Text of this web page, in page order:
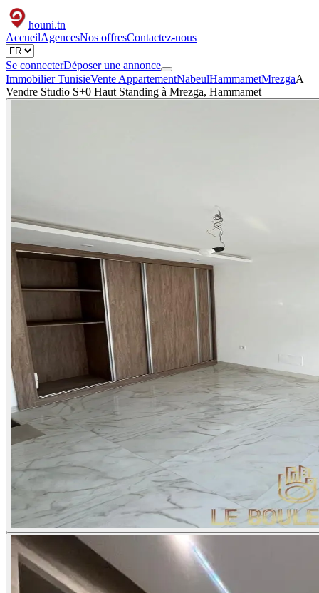
houni.tn
AccueilAgencesNos offresContactez-nous
Se connecterDéposer une annonce
Immobilier TunisieVente AppartementNabeulHammametMrezgaA
Vendre Studio S+0 Haut Standing à Mrezga, Hammamet